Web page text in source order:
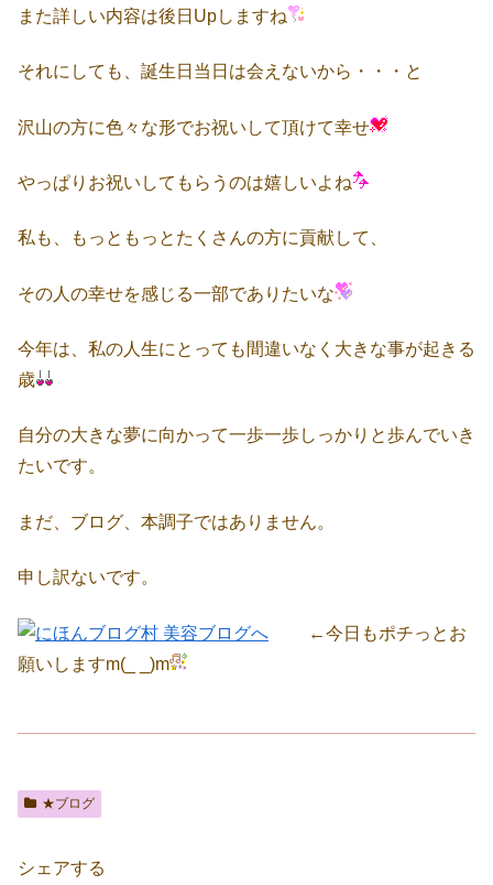
また詳しい内容は後日Upしますね
それにしても、誕生日当日は会えないから・・・と
沢山の方に色々な形でお祝いして頂けて幸せ
やっぱりお祝いしてもらうのは嬉しいよね
私も、もっともっとたくさんの方に貢献して、
その人の幸せを感じる一部でありたいな
今年は、私の人生にとっても間違いなく大きな事が起きる
歳
自分の大きな夢に向かって一歩一歩しっかりと歩んでいき
たいです。
まだ、ブログ、本調子ではありません。
申し訳ないです。
←今日もポチっとお
願いしますm(_ _)m
★ブログ
シェアする